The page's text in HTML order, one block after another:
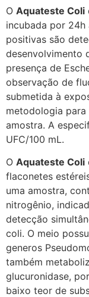
O Aquateste Coli
incubada por
positivas são
desenvolvimento
presença de
observação de
submetida à
metodologia para
amostra. A
UFC/100 mL.
O Aquateste Coli
flaconetes
uma amostra,
nitrogênio,
detecção
coli. O meio
generos
também
glucuronidase,
baixo teor de